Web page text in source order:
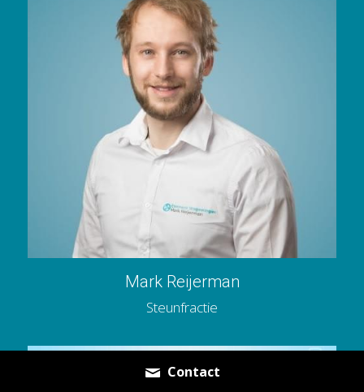
Mark Reijerman
Steunfractie
Contact